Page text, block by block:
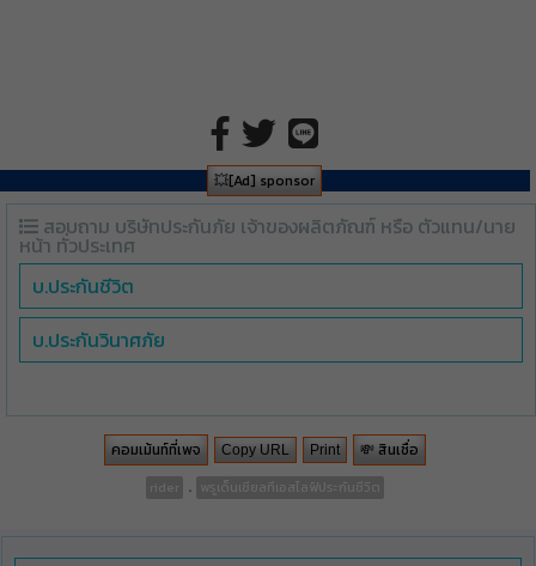
💥[Ad] sponsor
สอบถาม บริษัทประกันภัย เจ้าของผลิตภัณฑ์ หรือ ตัวแทน/นาย
หน้า ทั่วประเทศ
บ.ประกันชีวิต
บ.ประกันวินาศภัย
คอมเม้นท์ที่เพจ Copy URL Print 💸 สินเชื่อ
rider . พรูเด็นเชียลทีเอสไลฟ์ประกันชีวิต